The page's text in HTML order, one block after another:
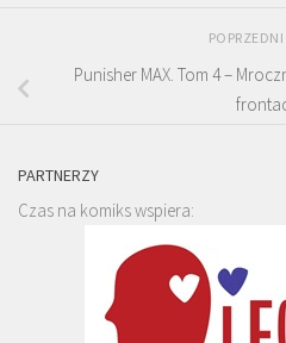
Punisher MAX. Tom 4 –
PARTNERZY
Czas na komiks wspiera: